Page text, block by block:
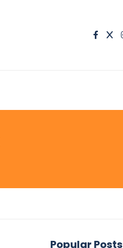
Popular Posts